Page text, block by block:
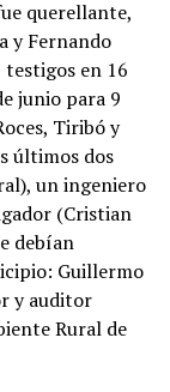
querellante,
y Fernando
testigos en 16
junio para 9
Tiribó y
últimos dos
un ingeniero
(Cristian
debían
Guillermo
y auditor
Rural de